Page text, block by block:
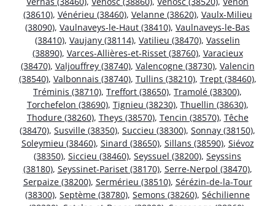
(38610), Vénérieu (38460), Velanne (38620), Vaulx-Milieu
(38090), Vaulnaveys-le-Haut (38410), Vaulnaveys-le-Bas
(38410), Vaujany (38114), Vatilieu (38470), Vasselin
(38890), Varces-Allières-et-Risset (38760), Varacieux
(38470), Valjouffrey (38740), Valencogne (38730), Valencin
(38540), Valbonnais (38740), Tullins (38210), Trept (38460),
Tréminis (38710), Treffort (38650), Tramolé (38300),
Torchefelon (38690), Tignieu (38230), Thuellin (38630),
Thodure (38260), Theys (38570), Tencin (38570), Têche
(38470), Susville (38350), Succieu (38300), Sonnay (38150),
Soleymieu (38460), Sinard (38650), Sillans (38590), Siévoz
(38350), Siccieu (38460), Seyssuel (38200), Seyssins
(38180), Seyssinet-Pariset (38170), Serre-Nerpol (38470),
Serpaize (38200), Sermérieu (38510), Sérézin-de-la-Tour
(38300), Septème (38780), Semons (38260), Séchilienne